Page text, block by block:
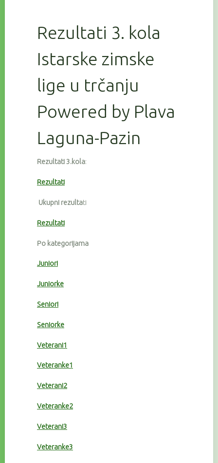
Rezultati 3. kola
Istarske zimske
lige u trčanju
Powered by Plava
Laguna-Pazin
Rezultati 3.kola:
Rezultati
Ukupni rezultati
Rezultati
Po kategorijama
Juniori
Juniorke
Seniori
Seniorke
Veterani1
Veteranke1
Veterani2
Veteranke2
Veterani3
Veteranke3